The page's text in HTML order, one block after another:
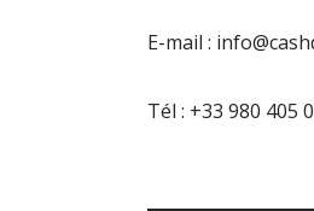
E-mail :
Tél : +33 980 405